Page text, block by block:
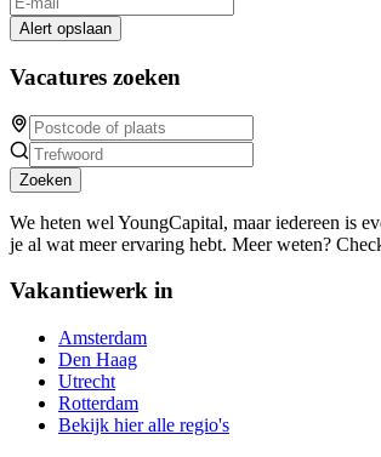
Alert opslaan
Vacatures zoeken
Zoeken
We heten wel YoungCapital, maar iedereen is
je al wat meer ervaring hebt. Meer weten?
Vakantiewerk in
Amsterdam
Den Haag
Utrecht
Rotterdam
Bekijk hier alle regio's